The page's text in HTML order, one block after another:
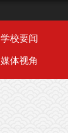
学校要闻
媒体视角